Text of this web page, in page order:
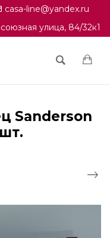
casa-line@yandex.ru
улица, 84/32к1
Sanderson